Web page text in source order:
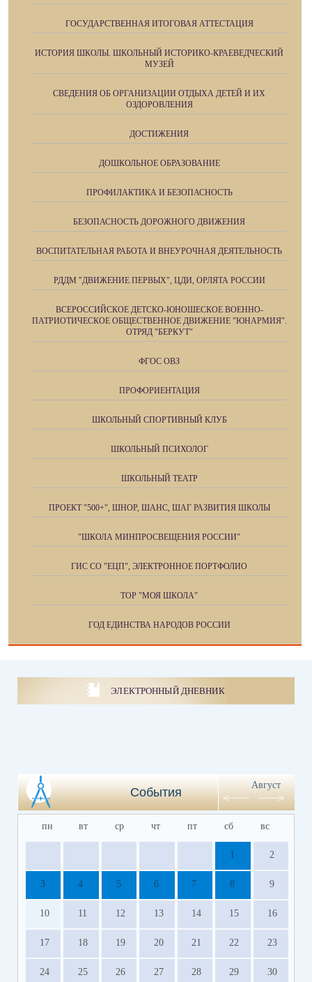
ГОСУДАРСТВЕННАЯ ИТОГОВАЯ АТТЕСТАЦИЯ
ИСТОРИЯ ШКОЛЫ. ШКОЛЬНЫЙ ИСТОРИКО-КРАЕВЕДЧЕСКИЙ
МУЗЕЙ
СВЕДЕНИЯ ОБ ОРГАНИЗАЦИИ ОТДЫХА ДЕТЕЙ И ИХ
ОЗДОРОВЛЕНИЯ
ДОСТИЖЕНИЯ
ДОШКОЛЬНОЕ ОБРАЗОВАНИЕ
ПРОФИЛАКТИКА И БЕЗОПАСНОСТЬ
БЕЗОПАСНОСТЬ ДОРОЖНОГО ДВИЖЕНИЯ
ВОСПИТАТЕЛЬНАЯ РАБОТА И ВНЕУРОЧНАЯ ДЕЯТЕЛЬНОСТЬ
РДДМ "ДВИЖЕНИЕ ПЕРВЫХ", ЦДИ, ОРЛЯТА РОССИИ
ВСЕРОССИЙСКОЕ ДЕТСКО-ЮНОШЕСКОЕ ВОЕННО-
ПАТРИОТИЧЕСКОЕ ОБЩЕСТВЕННОЕ ДВИЖЕНИЕ "ЮНАРМИЯ".
ОТРЯД "БЕРКУТ"
ФГОС ОВЗ
ПРОФОРИЕНТАЦИЯ
ШКОЛЬНЫЙ СПОРТИВНЫЙ КЛУБ
ШКОЛЬНЫЙ ПСИХОЛОГ
ШКОЛЬНЫЙ ТЕАТР
ПРОЕКТ "500+", ШНОР, ШАНС, ШАГ РАЗВИТИЯ ШКОЛЫ
"ШКОЛА МИНПРОСВЕЩЕНИЯ РОССИИ"
ГИС СО "ЕЦП", ЭЛЕКТРОННОЕ ПОРТФОЛИО
ТОР "МОЯ ШКОЛА"
ГОД ЕДИНСТВА НАРОДОВ РОССИИ
ЭЛЕКТРОННЫЙ ДНЕВНИК
События
Август
пн вт ср чт пт сб вс
1 2
3 4 5 6 7 8 9
10 11 12 13 14 15 16
17 18 19 20 21 22 23
24 25 26 27 28 29 30